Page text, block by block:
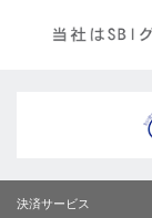
決済サービス